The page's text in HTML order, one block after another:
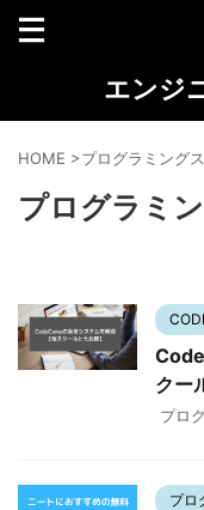
エンジ
HOME >プログラミング
プログラミ
クー
プロ
プロ